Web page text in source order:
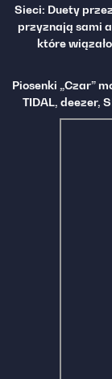
Sieci: Duety
przyznają sami
które
Piosenki „Czar”
TIDAL, deezer,